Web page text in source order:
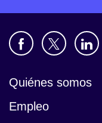
Quiénes somos
Empleo